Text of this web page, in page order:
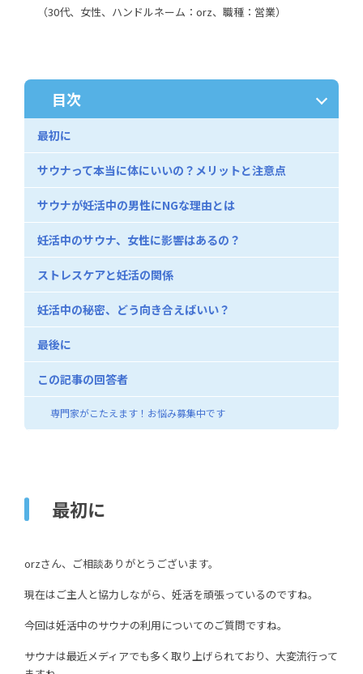
（30代、女性、ハンドルネーム：orz、職種：営業）
目次
最初に
サウナって本当に体にいいの？メリットと注意点
サウナが妊活中の男性にNGな理由とは
妊活中のサウナ、女性に影響はあるの？
ストレスケアと妊活の関係
妊活中の秘密、どう向き合えばいい？
最後に
この記事の回答者
専門家がこたえます！お悩み募集中です
最初に
orzさん、ご相談ありがとうございます。
現在はご主人と協力しながら、妊活を頑張っているのですね。
今回は妊活中のサウナの利用についてのご質問ですね。
サウナは最近メディアでも多く取り上げられており、大変流行って